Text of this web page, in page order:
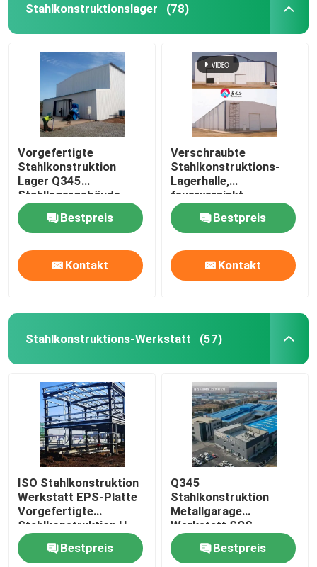
Stahlkonstruktionslager (78)
Vorgefertigte
Stahlkonstruktion
Lager Q345
Stahllagergebäude
Bestpreis
Kontakt
Verschraubte
Stahlkonstruktions-
Lagerhalle,
feuerverzinkt
Bestpreis
Kontakt
Stahlkonstruktions-Werkstatt (57)
ISO Stahlkonstruktion
Werkstatt EPS-Platte
Vorgefertigte
Stahlkonstruktion H-
förmig
Bestpreis
Q345
Stahlkonstruktion
Metallgarage
Werkstatt SGS-
Zertifikat
Bestpreis